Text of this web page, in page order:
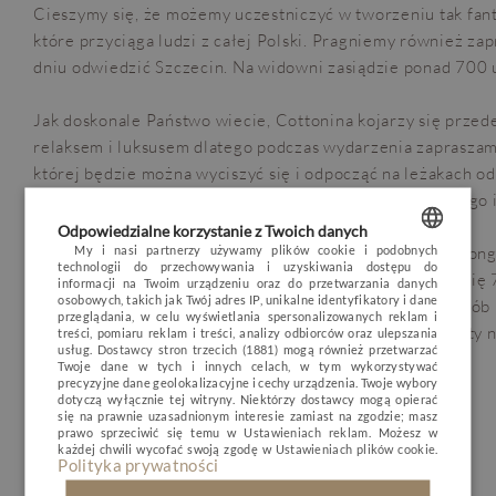
OPINIE BLOG POGODA VOUCHER
POKOJE I PAKIETY
DLA DZIECI
MINERAL SPA
RESTAURACJA
NATURE & ACTIVE
BIZNES
GALERIA
Cieszymy się, że możemy uczestniczyć w tworzeniu tak
które przyciąga ludzi z całej Polski. Pragniemy również
dniu odwiedzić Szczecin. Na widowni zasiądzie ponad 700
Jak doskonale Państwo wiecie, Cottonina kojarzy się
relaksem i luksusem dlatego podczas wydarzenia
której będzie można wyciszyć się i odpocząć na leżakach
zgiełku, napić się dobrej kawy, koktajlu i zjeść coś dobrego
Inspiration Day 2016 odbędzie się 24 września w Sali
Szczecińskiego przy ulicy Krakowskiej. W Sali znajdzie
wybrano także ze względu na liczne udogodnienia dla
bardzo duży, darmowy parking. Są jeszcze dostępne bilety
www.szczecininspiruje.com
Do zobaczenia w Szczecinie!
POLISH
ENGLISH
GERMAN
CZECH
Odpowiedzialne korzystanie z Twoich danych
My i nasi partnerzy używamy plików cookie i podobnych
technologii do przechowywania i uzyskiwania dostępu do
informacji na Twoim urządzeniu oraz do przetwarzania danych
osobowych, takich jak Twój adres IP, unikalne identyfikatory i dane
przeglądania, w celu wyświetlania spersonalizowanych reklam i
treści, pomiaru reklam i treści, analizy odbiorców oraz ulepszania
usług. Dostawcy stron trzecich (1881)mogą również przetwarzać
Twoje dane w tych i innych celach, w tym wykorzystywać
precyzyjne dane geolokalizacyjne i cechy urządzenia. Twoje wybory
dotyczą wyłącznie tej witryny. Niektórzy dostawcy mogą opierać
się na prawnie uzasadnionym interesie zamiast na zgodzie; masz
prawo sprzeciwić się temu w Ustawieniach reklam . Możesz w
każdej chwili wycofać swoją zgodę w Ustawieniach plików cookie
Polityka prywatności